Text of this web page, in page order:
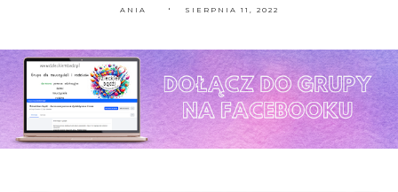
ANIA SIERPNIA 11, 2022